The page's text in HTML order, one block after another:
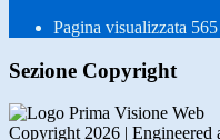
Pagina visualizzata 565
Sezione Copyright
Copyright 2026 | Engineered